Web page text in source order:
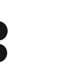
Транспорт